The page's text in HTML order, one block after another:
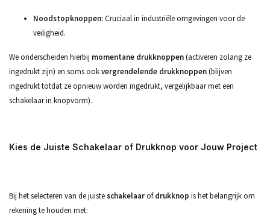
Noodstopknoppen:Cruciaal in industriële omgevingen voor de
veiligheid.
We onderscheiden hierbij momentane drukknoppen(activeren zolang ze
ingedrukt zijn) en soms ookvergrendelende drukknoppen(blijven
ingedrukt totdat ze opnieuw worden ingedrukt, vergelijkbaar met een
schakelaar in knopvorm).
Kies de Juiste Schakelaar of Drukknop voor Jouw Project
Bij het selecteren van de juiste schakelaarofdrukknop is het belangrijk om
rekening te houden met: